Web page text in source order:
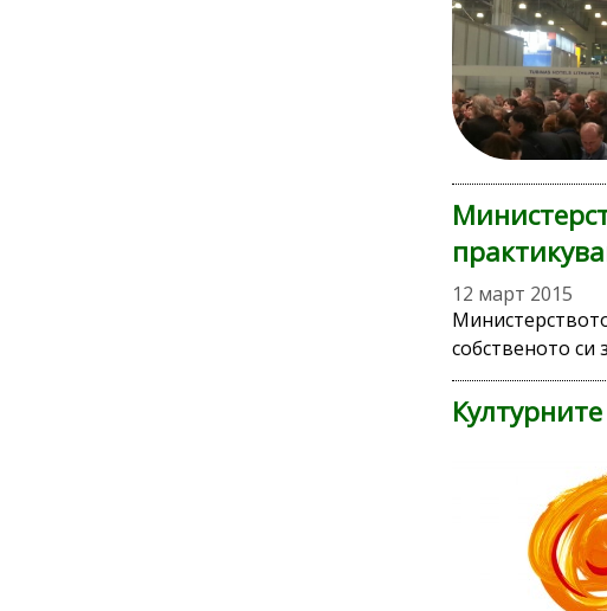
12 март 2015
собственото